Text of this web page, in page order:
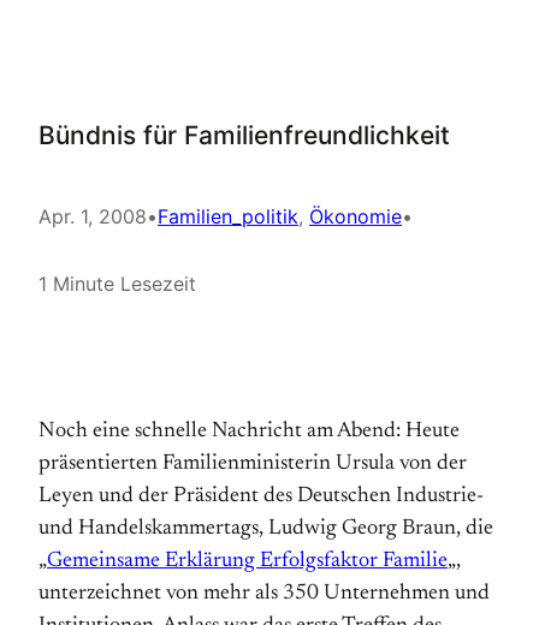
Bündnis für Familienfreundlichkeit
Apr. 1, 2008•Familien_politik, Ökonomie•
1 Minute Lesezeit
Noch eine schnelle Nachricht am Abend: Heute
präsentierten Familienministerin Ursula von der
Leyen und der Präsident des Deutschen Industrie-
und Handelskammertags, Ludwig Georg Braun, die
„Gemeinsame Erklärung Erfolgsfaktor Familie„,
unterzeichnet von mehr als 350 Unternehmen und